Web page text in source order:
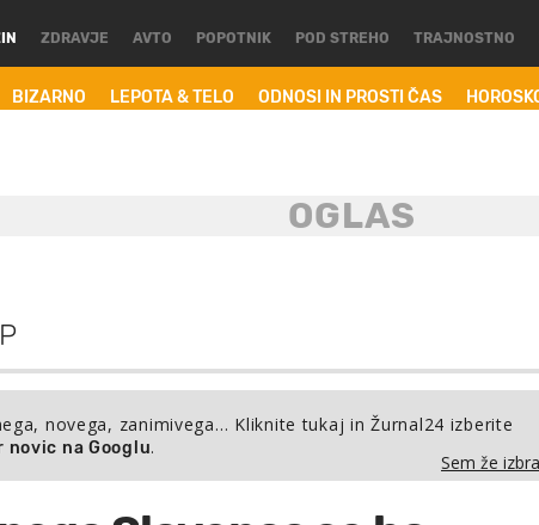
BIZARNO LEPOTA & TELO ODNOSI IN PROSTI ČAS
ZDRAVJE AVTO POPOTNIK POD STREHO TRAJNOSTNO
novega, zanimivega… Kliknite tukaj in Žurnal24 izberite
na Googlu.
Sem že